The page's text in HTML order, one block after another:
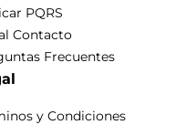
PQRS
Contacto
Frecuentes
y Condiciones